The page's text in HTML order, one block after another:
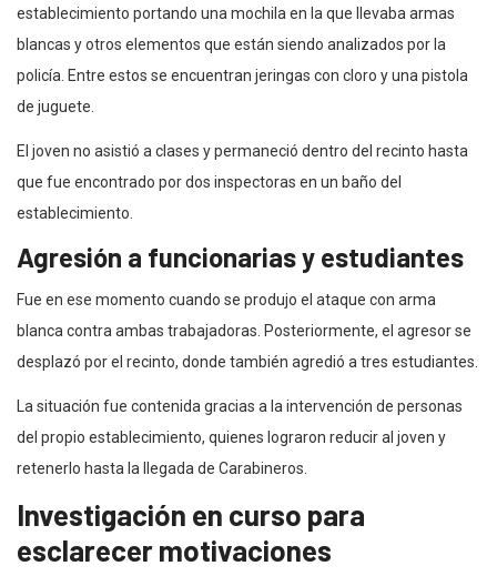
establecimiento portando una mochila en la que llevaba armas
blancas y otros elementos que están siendo analizados por la
policía. Entre estos se encuentran jeringas con cloro y una pistola
de juguete.
El joven no asistió a clases y permaneció dentro del recinto hasta
que fue encontrado por dos inspectoras en un baño del
establecimiento.
Agresión a funcionarias y estudiantes
Fue en ese momento cuando se produjo el ataque con arma
blanca contra ambas trabajadoras. Posteriormente, el agresor se
desplazó por el recinto, donde también agredió a tres estudiantes.
La situación fue contenida gracias a la intervención de personas
del propio establecimiento, quienes lograron reducir al joven y
retenerlo hasta la llegada de Carabineros.
Investigación en curso para
esclarecer motivaciones